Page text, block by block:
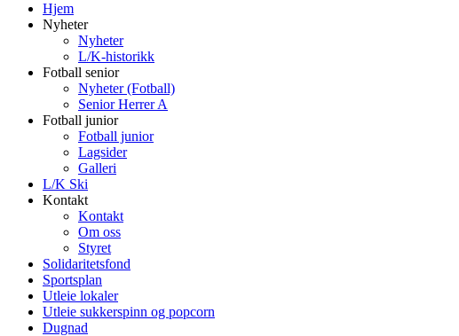
Hjem
Nyheter
Nyheter
L/K-historikk
Fotball senior
Nyheter (Fotball)
Senior Herrer A
Fotball junior
Fotball junior
Lagsider
Galleri
L/K Ski
Kontakt
Kontakt
Om oss
Styret
Solidaritetsfond
Sportsplan
Utleie lokaler
Utleie sukkerspinn og popcorn
Dugnad